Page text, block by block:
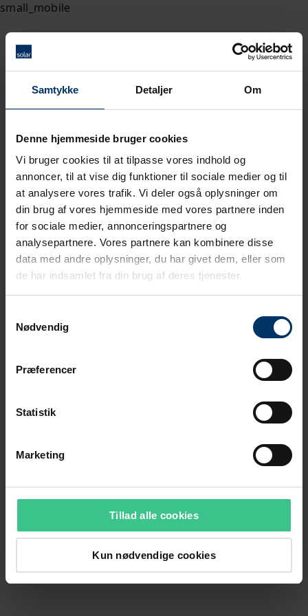
Samtykke Detaljer Om
Denne hjemmeside bruger cookies
Vi bruger cookies til at tilpasse vores indhold og
annoncer, til at vise dig funktioner til sociale medier og til
at analysere vores trafik. Vi deler også oplysninger om
din brug af vores hjemmeside med vores partnere inden
for sociale medier, annonceringspartnere og
analysepartnere. Vores partnere kan kombinere disse
data med andre oplysninger, du har givet dem, eller som
de har indsamlet fra din brug af deres tjenester.
Nødvendig
Præferencer
Statistik
Marketing
Tillad alle cookies
Kun nødvendige cookies